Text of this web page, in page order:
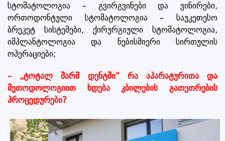
სტომატოლოგია – გვირგვინები და ვინირები,
ორთოდონტული სტომატოლოგია – საუკეთესო
ბრეკეტ სისტემები, ქირურგიული სტომატოლოგია,
იმპლანტოლოგია და ნებისმიერი სირთულის
ოპერაციები;
– „ტოტალ შარმ დენტში“ რა აპარატურითა და
მეთოდოლოგიით ხდება კბილების გათეთრების
პროცედურები?